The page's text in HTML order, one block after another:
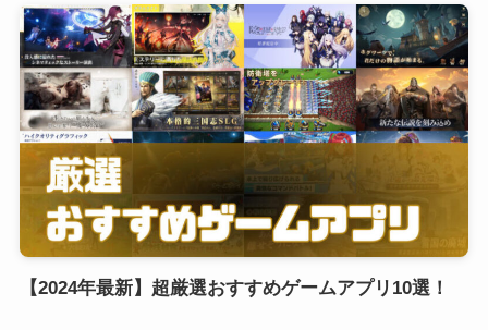
【2024年最新】超厳選おすすめゲームアプリ10選！